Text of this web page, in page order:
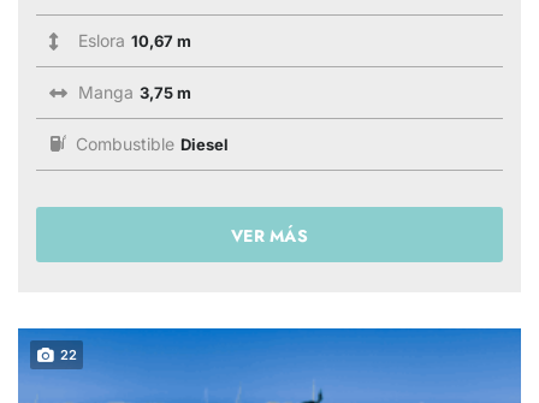
Eslora 10,67 m
Manga 3,75 m
Combustible Diesel
VER MÁS
22